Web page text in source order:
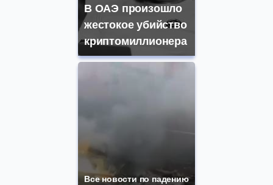
В ОАЭ произошло
жестокое убийство
криптомиллионера
Все новости по падению